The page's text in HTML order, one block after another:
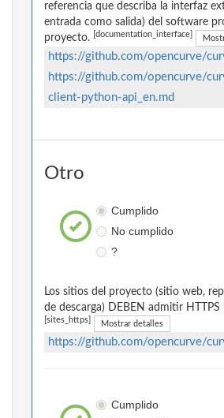
referencia que describa la interfaz
entrada como salida) del software
proyecto.
[documentation_interface]
https://github.com/opencurve/
https://github.com/opencurve/
client-python-api_en.md
Otro
Cumplido
No cumplido
?
Los sitios del proyecto (sitio web,
de descarga) DEBEN admitir HTTPS
[sites_https] Mostrar detalles
https://github.com/opencurve/
Cumplido